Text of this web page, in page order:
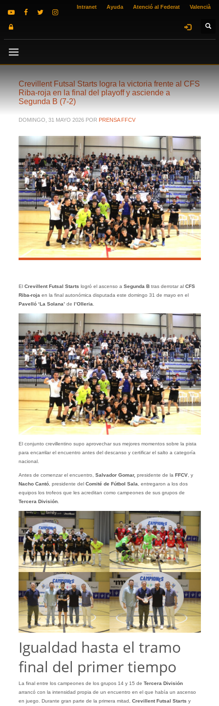
Intranet Ayuda Atenció al Federat Valencià
Crevillent Futsal Starts logra la victoria frente al CFS
Riba-roja en la final del playoff y asciende a
Segunda B (7-2)
DOMINGO, 31 MAYO 2026 POR PRENSA FFCV
El Crevillent Futsal Starts logró el ascenso a Segunda Btras derrotar al CFS
Riba-roja en la final autonómica disputada este domingo 31 de mayo en el
Pavelló ‘La Solana’ de l’Olleria
El conjunto crevillentino supo aprovechar sus mejores momentos sobre la pista
para encarrilar el encuentro antes del descanso y certificar el salto a categoría
nacional.
Antes de comenzar el encuentro, Salvador Gomar, presidente de la FFCV, y
Nacho Cantó, presidente del Comité de Fútbol Sala, entregaron a los dos
equipos los trofeos que les acreditan como campeones de sus grupos de
Tercera División.
Igualdad hasta el tramo
final del primer tiempo
La final entre los campeones de los grupos 14 y 15 de Tercera División
arrancó con la intensidad propia de un encuentro en el que había un ascenso
en juego. Durante gran parte de la primera mitad,
Crevillent Futsal Starts y